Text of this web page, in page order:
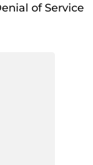
of Service